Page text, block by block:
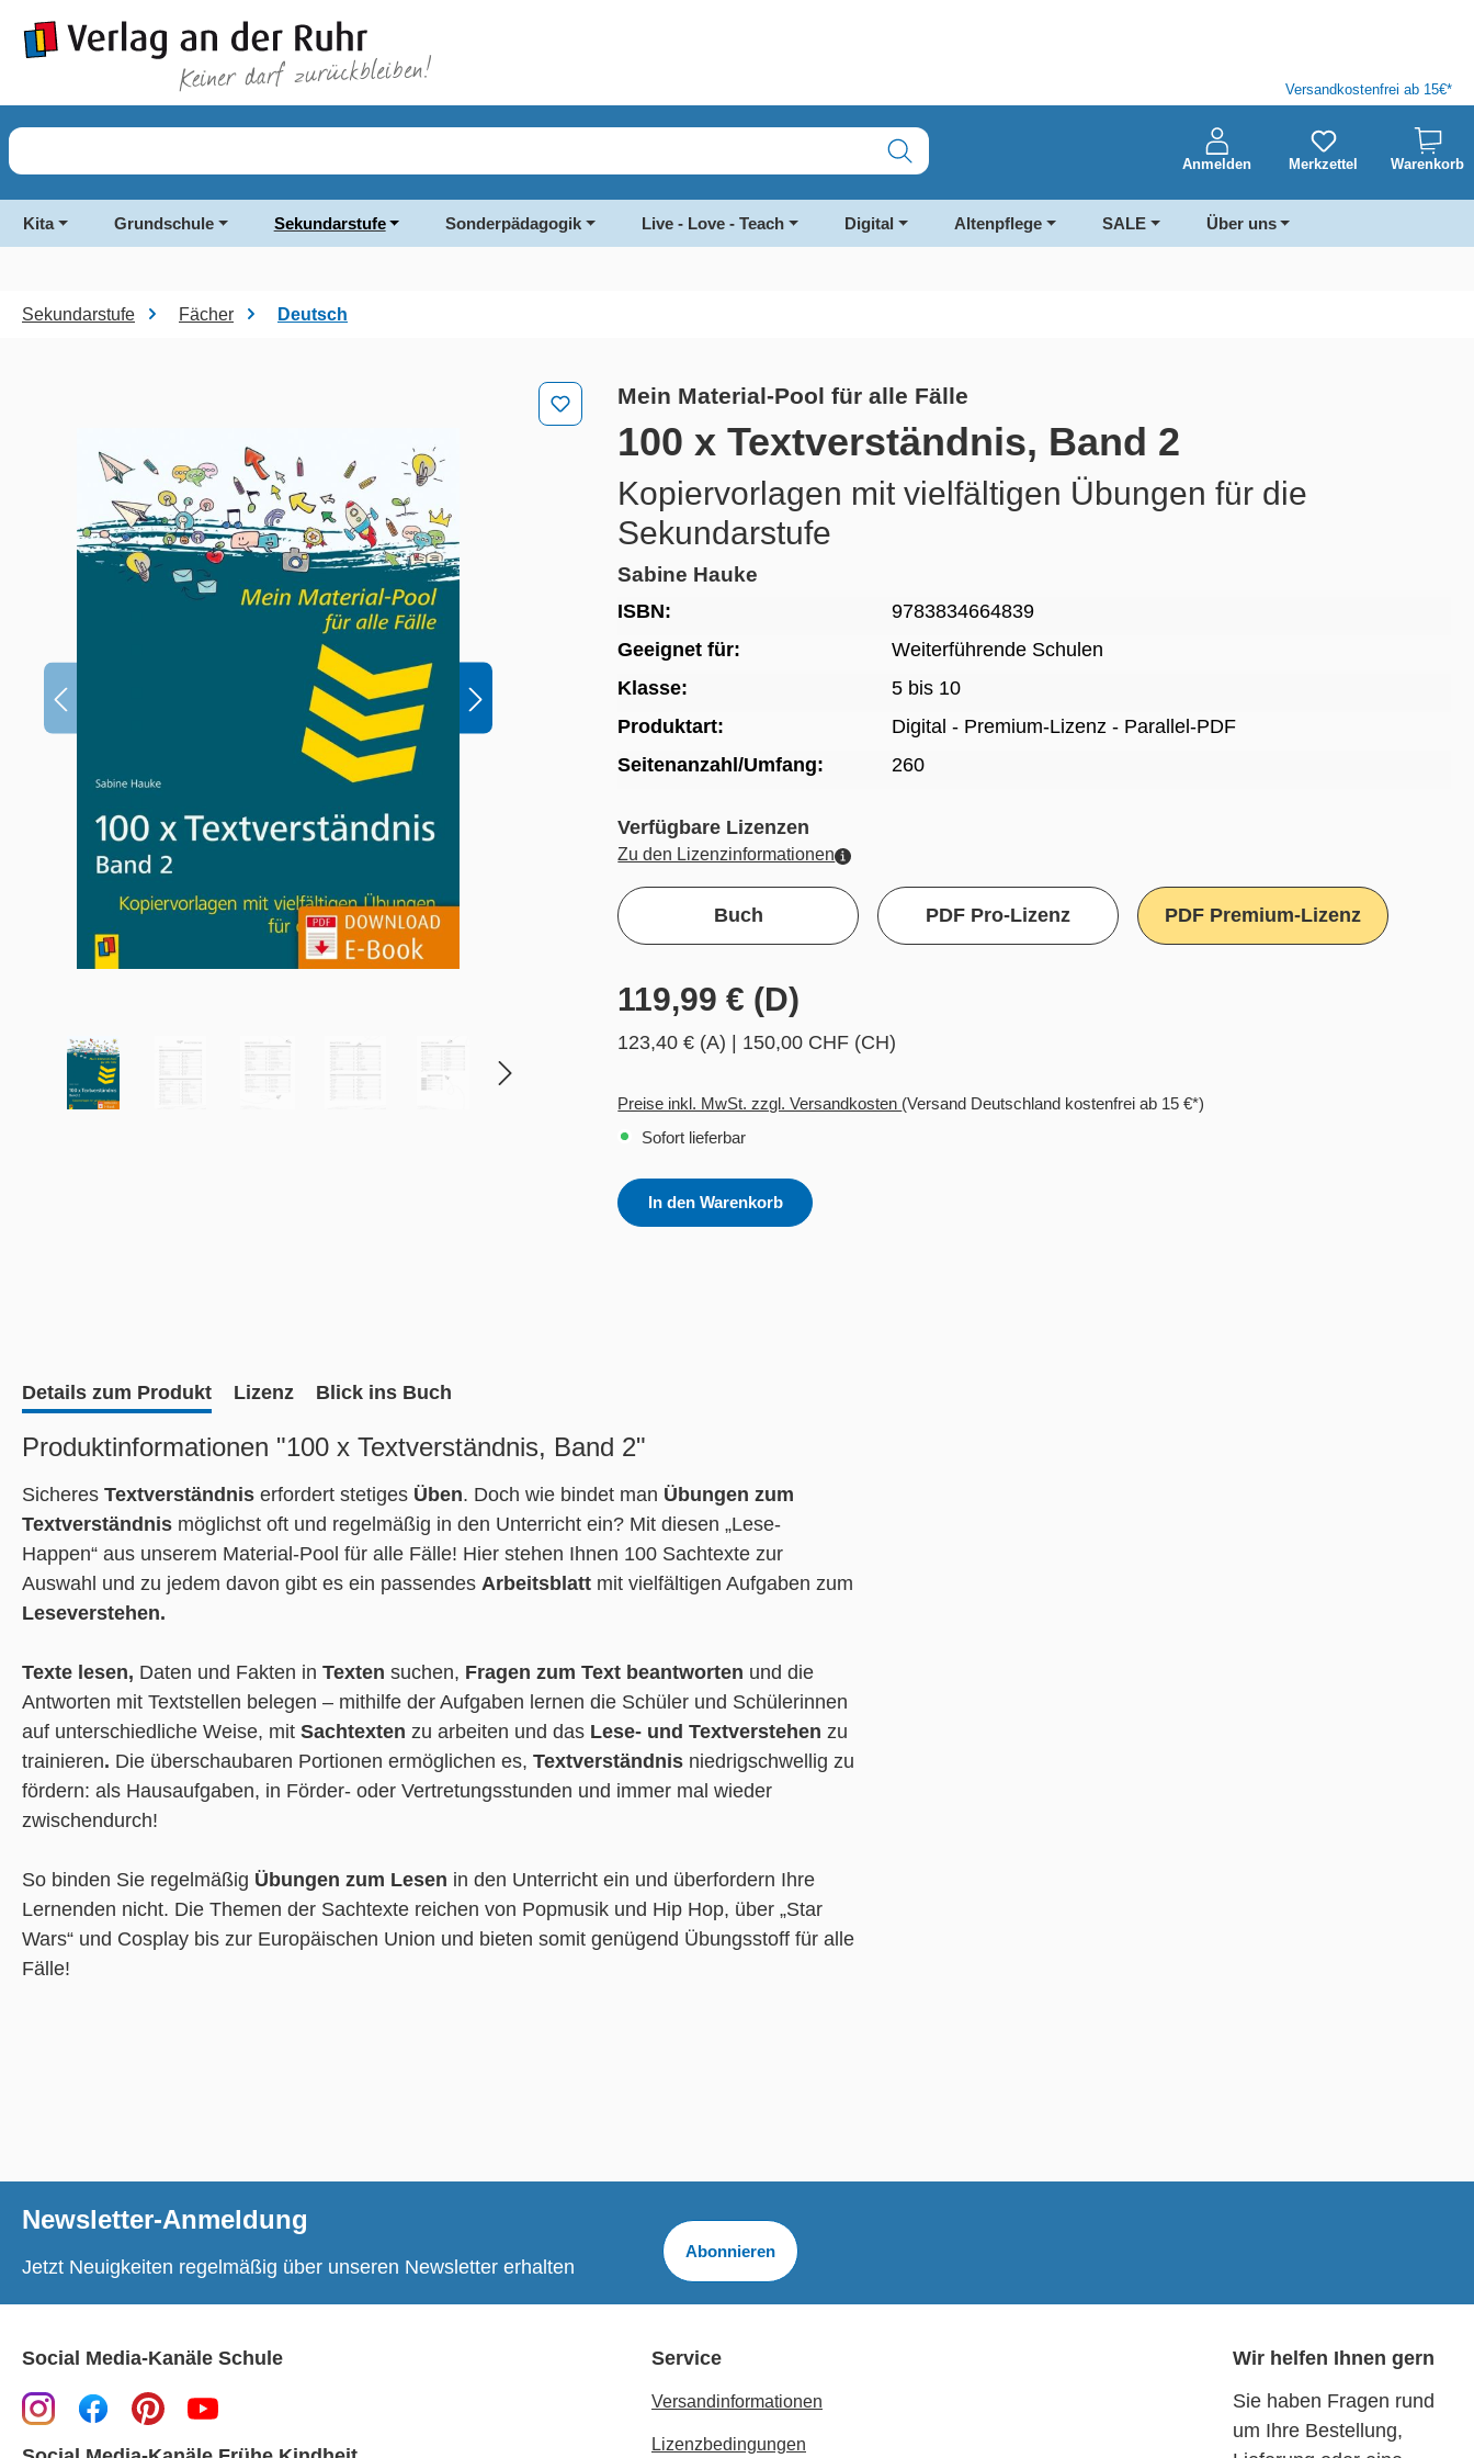
Zur Hauptnavigation springen
Versandkostenfrei ab 15€*
Anmelden Merkzettel Warenkorb
Kita Grundschule Sekundarstufe Sonderpädagogik Live - Love - Teach Digital Altenpflege SALE Über uns
Sekundarstufe Fächer Deutsch
Mein Material-Pool für alle Fälle
100 x Textverständnis, Band 2​
Kopiervorlagen mit vielfältigen Übungen für die
Sekundarstufe
Sabine Hauke
ISBN:
9783834664839
Geeignet für:
Weiterführende Schulen
Klasse:
5 bis 10
Produktart:
Digital - Premium-Lizenz - Parallel-PDF
Seitenanzahl/Umfang:
260
Verfügbare Lizenzen
Zu den Lizenzinformationen
Buch PDF Pro-Lizenz PDF Premium-Lizenz
119,99 € (D)
123,40 € (A) | 150,00 CHF (CH)
Preise inkl. MwSt. zzgl. Versandkosten (Versand Deutschland kostenfrei ab 15 €*)
Sofort lieferbar
In den Warenkorb
Details zum Produkt Lizenz Blick ins Buch
Produktinformationen "100 x Textverständnis, Band 2​"
Sicheres Textverständnis erfordert stetiges Üben. Doch wie bindet man Übungen zum
Textverständnis möglichst oft und regelmäßig in den Unterricht ein? Mit diesen „Lese-
Happen“ aus unserem Material-Pool für alle Fälle! Hier stehen Ihnen 100 Sachtexte zur
Auswahl und zu jedem davon gibt es ein passendes Arbeitsblatt mit vielfältigen Aufgaben zum
Leseverstehen.
Texte lesen, Daten und Fakten in Texten suchen, Fragen zum Text beantworten und die
Antworten mit Textstellen belegen – mithilfe der Aufgaben lernen die Schüler und Schülerinnen
auf unterschiedliche Weise, mit Sachtexten zu arbeiten und das Lese- und Textverstehen zu
trainieren. Die überschaubaren Portionen ermöglichen es, Textverständnis niedrigschwellig zu
fördern: als Hausaufgaben, in Förder- oder Vertretungsstunden und immer mal wieder
zwischendurch!
So binden Sie regelmäßig Übungen zum Lesen in den Unterricht ein und überfordern Ihre
Lernenden nicht. Die Themen der Sachtexte reichen von Popmusik und Hip Hop, über „Star
Wars“ und Cosplay bis zur Europäischen Union und bieten somit genügend Übungsstoff für alle
Fälle!
Newsletter-Anmeldung
Jetzt Neuigkeiten regelmäßig über unseren Newsletter erhalten
Abonnieren
Social Media-Kanäle Schule Service
Versandinformationen
Lizenzbedingungen
Wir helfen Ihnen gern
Sie haben Fragen rund
um Ihre Bestellung,